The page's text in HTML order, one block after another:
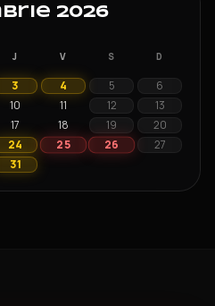
2026
J V S D
3 4 5
6
10 11 12
13
17 18 19
20
24 25 26
27
31